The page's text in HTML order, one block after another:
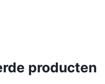
producten